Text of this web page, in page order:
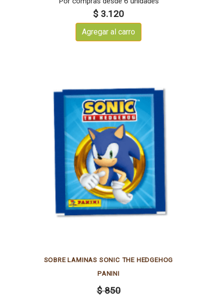
$ 3.120
Agregar al carro
SOBRE LAMINAS SONIC THE HEDGEHOG
PANINI
$ 850